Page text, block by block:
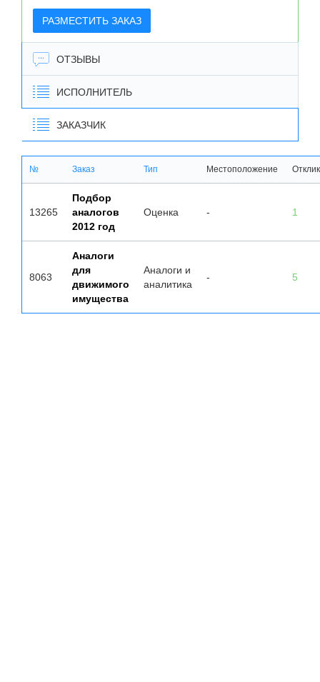
РАЗМЕСТИТЬ ЗАКАЗ
ОТЗЫВЫ
ИСПОЛНИТЕЛЬ
ЗАКАЗЧИК
№ Заказ Тип Местоположение
13265
Подбор
аналогов
2012 год
Оценка - 1
8063
Аналоги
для
движимого
имущества
Аналоги и
аналитика
- 5